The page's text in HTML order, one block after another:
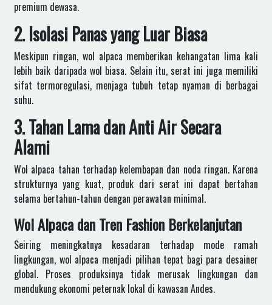
premium dewasa.
2. Isolasi Panas yang Luar Biasa
Meskipun ringan, wol alpaca memberikan kehangatan lima kali
lebih baik daripada wol biasa. Selain itu, serat ini juga memiliki
sifat termoregulasi, menjaga tubuh tetap nyaman di berbagai
suhu.
3. Tahan Lama dan Anti Air Secara
Alami
Wol alpaca tahan terhadap kelembapan dan noda ringan. Karena
strukturnya yang kuat, produk dari serat ini dapat bertahan
selama bertahun-tahun dengan perawatan minimal.
Wol Alpaca dan Tren Fashion Berkelanjutan
Seiring meningkatnya kesadaran terhadap mode ramah
lingkungan, wol alpaca menjadi pilihan tepat bagi para desainer
global. Proses produksinya tidak merusak lingkungan dan
mendukung ekonomi peternak lokal di kawasan Andes.